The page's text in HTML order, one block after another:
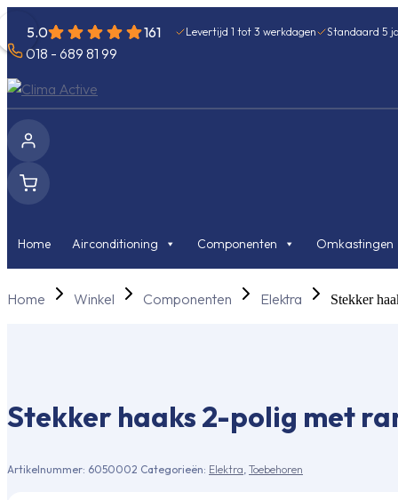
5.0 161 Levertijd 1 tot 3 werkdagen Standaard 5
018 - 689 81 99
Home Airconditioning Componenten Omkastingen
Home Winkel Componenten Elektra Stekker
Stekker haaks 2-polig met
Artikelnummer: 6050002 Categorieën: Elektra Toebehoren